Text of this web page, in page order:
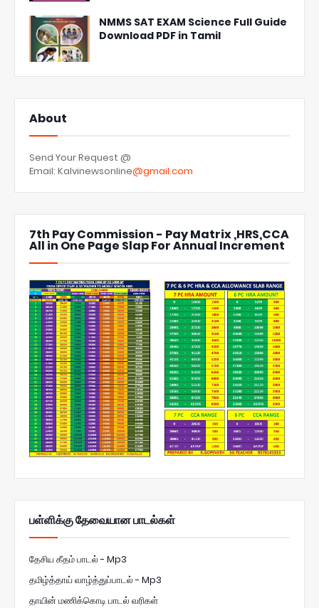
NMMS SAT EXAM Science Full Guide
Download PDF in Tamil
About
Send Your Request @
Email: Kalvinewsonline@gmail.com
7th Pay Commission - Pay Matrix ,HRS,CCA
All in One Page Slap For Annual Increment
பள்ளிக்கு தேவையான பாடல்கள்
தேசிய கீதம் பாடல் - Mp3
தமிழ்த்தாய் வாழ்த்துப்பாடல் - Mp3
தாயின் மணிக்கொடி பாடல் வரிகள்